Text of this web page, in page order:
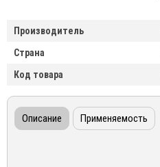
Производитель
Страна
Код товара
Описание Применяемость